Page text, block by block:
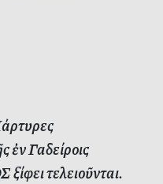
Γαδείροις
τελειοῦνται.